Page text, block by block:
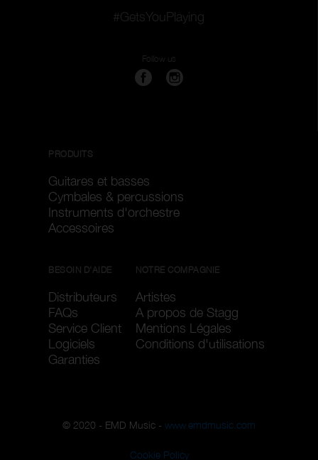
#GetsYouPlaying
Follow us
PRODUITS
Guitares et basses
Cymbales & percussions
Instruments d'orchestre
Accessoires
BESOIN D'AIDE
Distributeurs
FAQs
Service Client
Logiciels
Garanties
NOTRE COMPAGNIE
Artistes
A propos de Stagg
Mentions Légales
Conditions d'utilisations
© 2020 - EMD Music - www.emdmusic.com
Cookie Policy